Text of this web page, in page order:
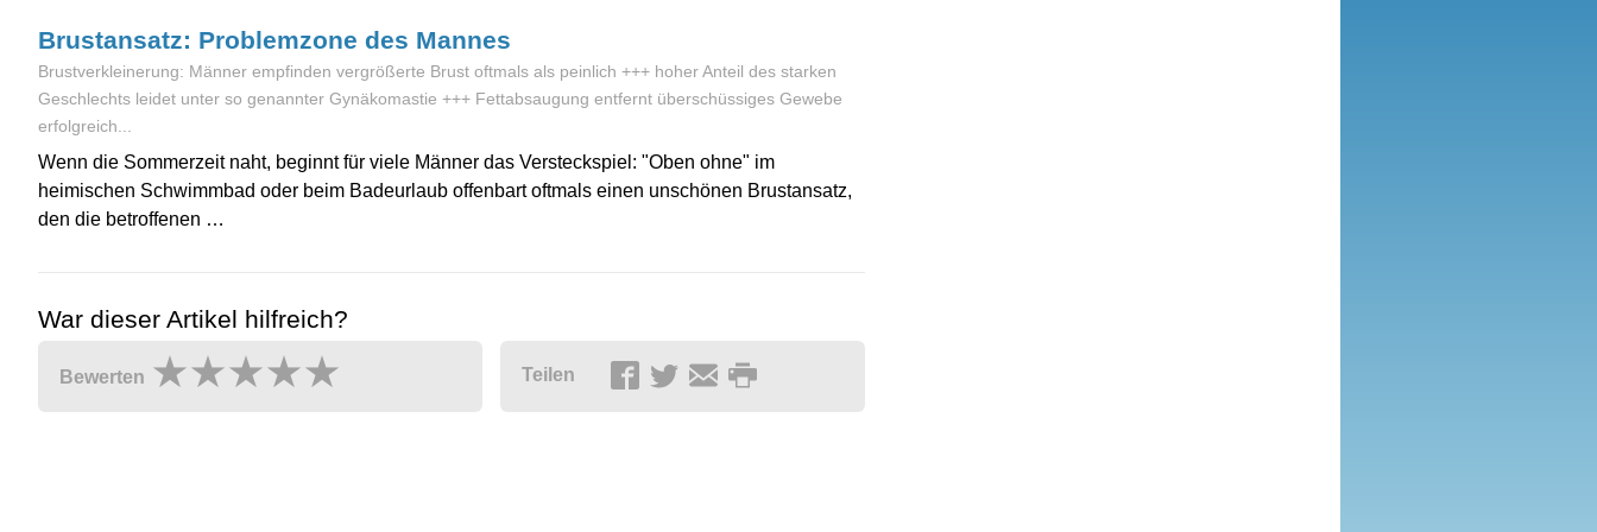
Brustansatz: Problemzone des Mannes
Brustverkleinerung: Männer empfinden vergrößerte Brust oftmals als peinlich +++ hoher Anteil des starken
Geschlechts leidet unter so genannter Gynäkomastie +++ Fettabsaugung entfernt überschüssiges Gewebe
erfolgreich...
Wenn die Sommerzeit naht, beginnt für viele Männer das Versteckspiel: "Oben ohne" im
heimischen Schwimmbad oder beim Badeurlaub offenbart oftmals einen unschönen Brustansatz,
den die betroffenen …
War dieser Artikel hilfreich?
Bewerten Teilen